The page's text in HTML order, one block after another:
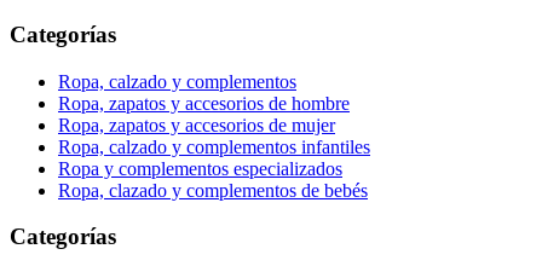
Categorías
Ropa, calzado y complementos
Ropa, zapatos y accesorios de hombre
Ropa, zapatos y accesorios de mujer
Ropa, calzado y complementos infantiles
Ropa y complementos especializados
Ropa, clazado y complementos de bebés
Categorías